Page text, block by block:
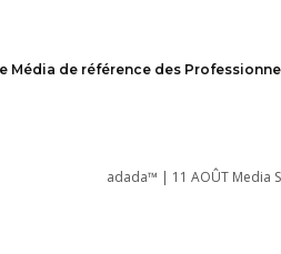
Média de référence des
adada™ | 11 AOÛT Media